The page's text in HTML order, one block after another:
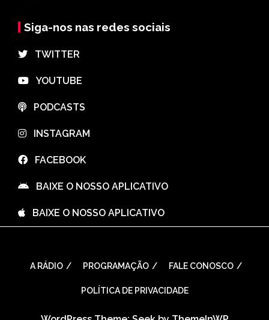
Siga-nos nas redes sociais
⠀TWITTER
⠀YOUTUBE
⠀PODCASTS
⠀INSTAGRAM
⠀FACEBOOK
⠀BAIXE O NOSSO APLICATIVO
⠀BAIXE O NOSSO APLICATIVO
A RÁDIO PROGRAMAÇÃO FALE CONOSCO
POLÍTICA DE PRIVACIDADE